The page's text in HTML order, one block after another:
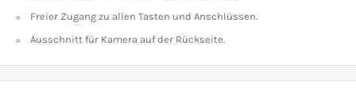
Freier Zugang zu allen Tasten und Anschlüssen.
Ausschnitt für Kamera auf der Rückseite.